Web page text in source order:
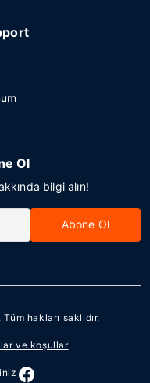
Ol
bilgi alın!
Abone Ol
. Tüm hakları saklıdır.
ve koşullar